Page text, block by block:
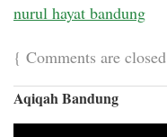
nurul hayat bandung
{ Comments are closed
Aqiqah Bandung